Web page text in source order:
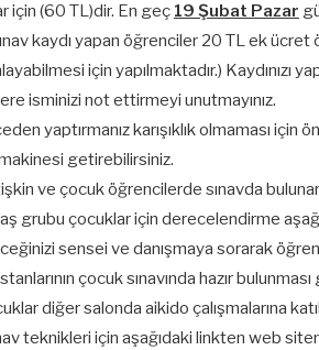
için (60 TL)dir. En geç 19 Şubat Pazar
kaydı yapan öğrenciler 20 TL ek ücret
için yapılmaktadır.) Kaydınızı
isminizi not ettirmeyi unutmayınız.
yaptırmanız karışıklık olmaması
getirebilirsiniz.
ve çocuk öğrencilerde sınavda
grubu çocuklar için derecelendirme
sensei ve danışmaya sorarak
çocuk sınavında hazır
diğer salonda aikido çalışmalarına
teknikleri için aşağıdaki linkten web